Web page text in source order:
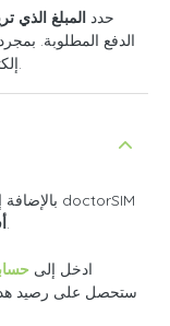
حدد المبلغ الذي
الدفع المطلوبة.
إلكترونيًا لتأكيد أننا قمنا بتفعيل الرصيد بشكل صحيح.
بالإضافة إلى احترافية خدمتنا وسرعتها وراحتها، ستجد في doctorSIM
المتاحة لك.
ادخل إلى